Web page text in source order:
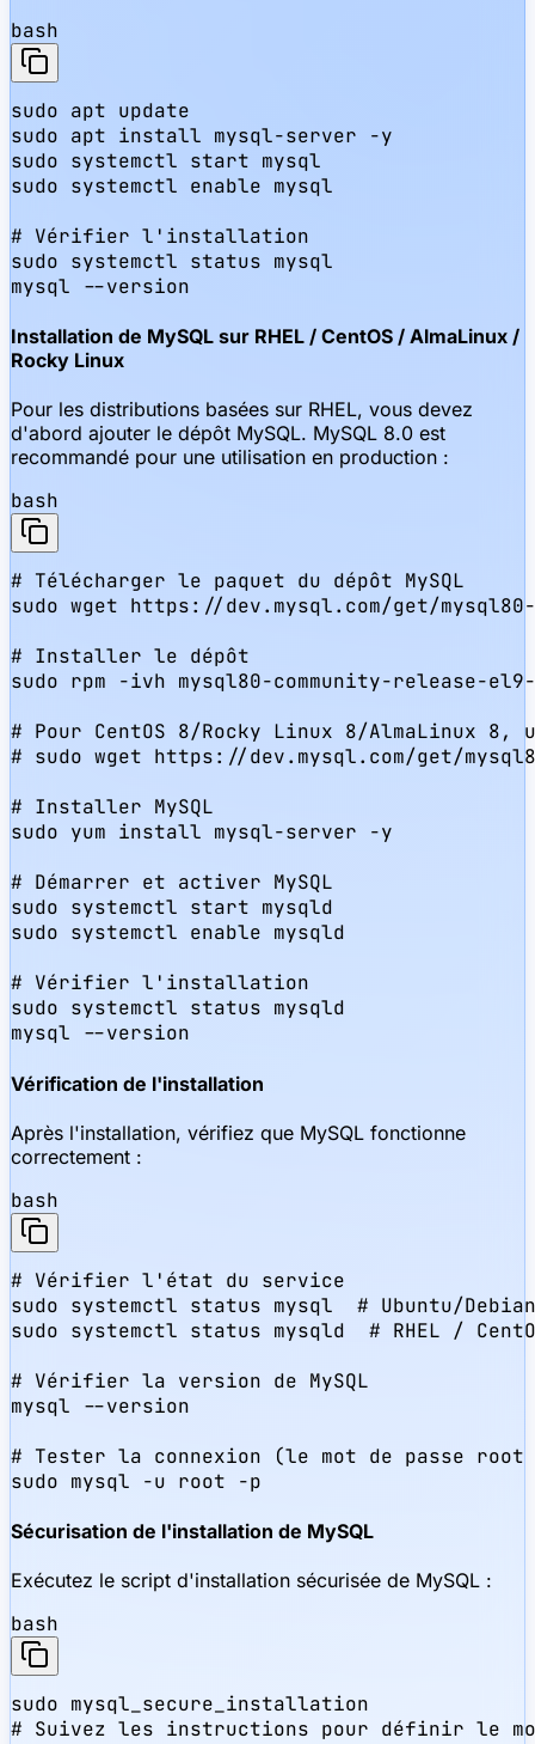
bash
sudo apt update
sudo apt install mysql-server -y
sudo systemctl start mysql
sudo systemctl enable mysql
# Vérifier l'installation
sudo systemctl status mysql
mysql --version
Installation de MySQL sur RHEL / CentOS / AlmaLinux /
Rocky Linux
Pour les distributions basées sur RHEL, vous devez
d'abord ajouter le dépôt MySQL. MySQL 8.0 est
recommandé pour une utilisation en production :
bash
# Télécharger le paquet du dépôt MySQL
sudo wget https://dev.mysql.com/get/
# Installer le dépôt
sudo rpm -ivh mysql80-community-release-
# Pour CentOS 8/Rocky Linux 8/AlmaLinux
# sudo wget https://dev.mysql.com/get/
# Installer MySQL
sudo yum install mysql-server -y
# Démarrer et activer MySQL
sudo systemctl start mysqld
sudo systemctl enable mysqld
# Vérifier l'installation
sudo systemctl status mysqld
mysql --version
Vérification de l'installation
Après l'installation, vérifiez que MySQL fonctionne
correctement :
bash
# Vérifier l'état du service
sudo systemctl status mysql  # Ubuntu/Debian
sudo systemctl status mysqld  # RHEL /
# Vérifier la version de MySQL
mysql --version
# Tester la connexion (le mot de passe root
sudo mysql -u root -p
Sécurisation de l'installation de MySQL
Exécutez le script d'installation sécurisée de MySQL :
bash
sudo mysql_secure_installation
# Suivez les instructions pour définir le